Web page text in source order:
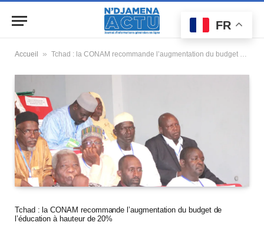
Accueil » Tchad : la CONAM recommande l’augmentation du budget de l’éducation à hauteur de 20%
Tchad : la CONAM recommande l’augmentation du budget de
l’éducation à hauteur de 20%
FR